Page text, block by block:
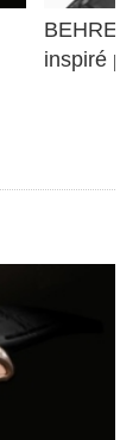
inspiré